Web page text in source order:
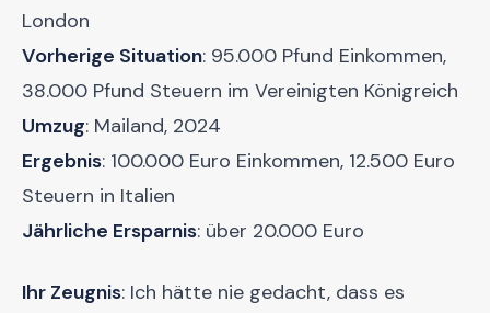
London
Vorherige Situation: 95.000 Pfund Einkommen,
38.000 Pfund Steuern im Vereinigten Königreich
Umzug: Mailand, 2024
Ergebnis: 100.000 Euro Einkommen, 12.500 Euro
Steuern in Italien
Jährliche Ersparnis: über 20.000 Euro
Ihr Zeugnis: Ich hätte nie gedacht, dass es